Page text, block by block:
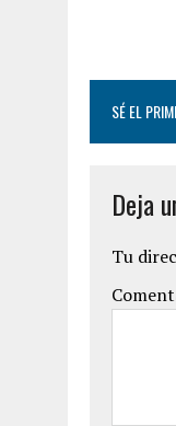
SÉ EL
Deja
Tu